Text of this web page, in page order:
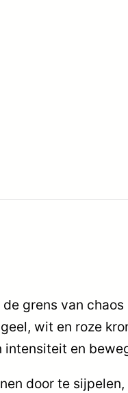
grens van chaos
wit en roze
intensiteit en
door te